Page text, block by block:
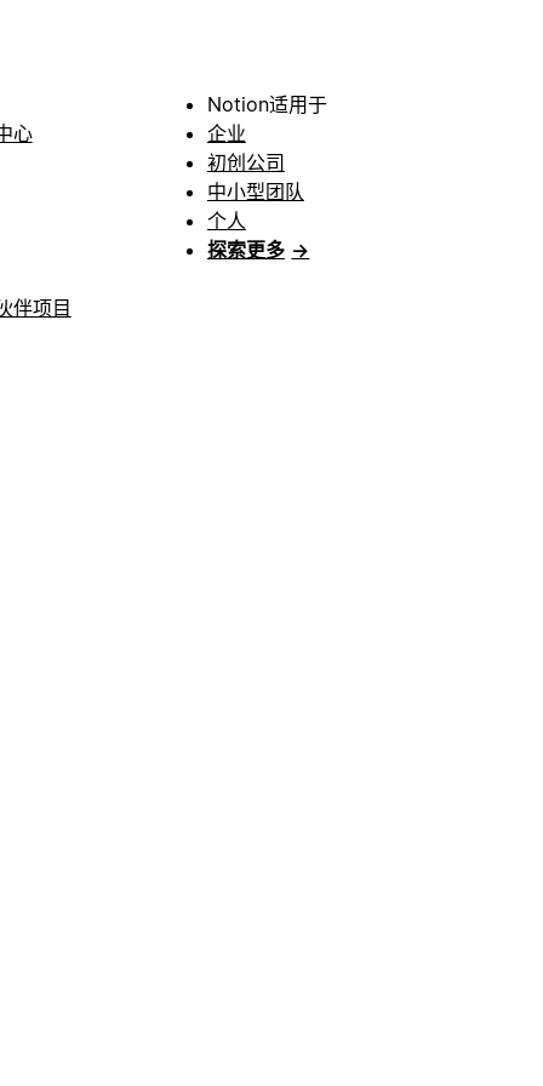
心
伴项目
Notion适用于
企业
初创公司
中小型团队
个人
探索更多 →